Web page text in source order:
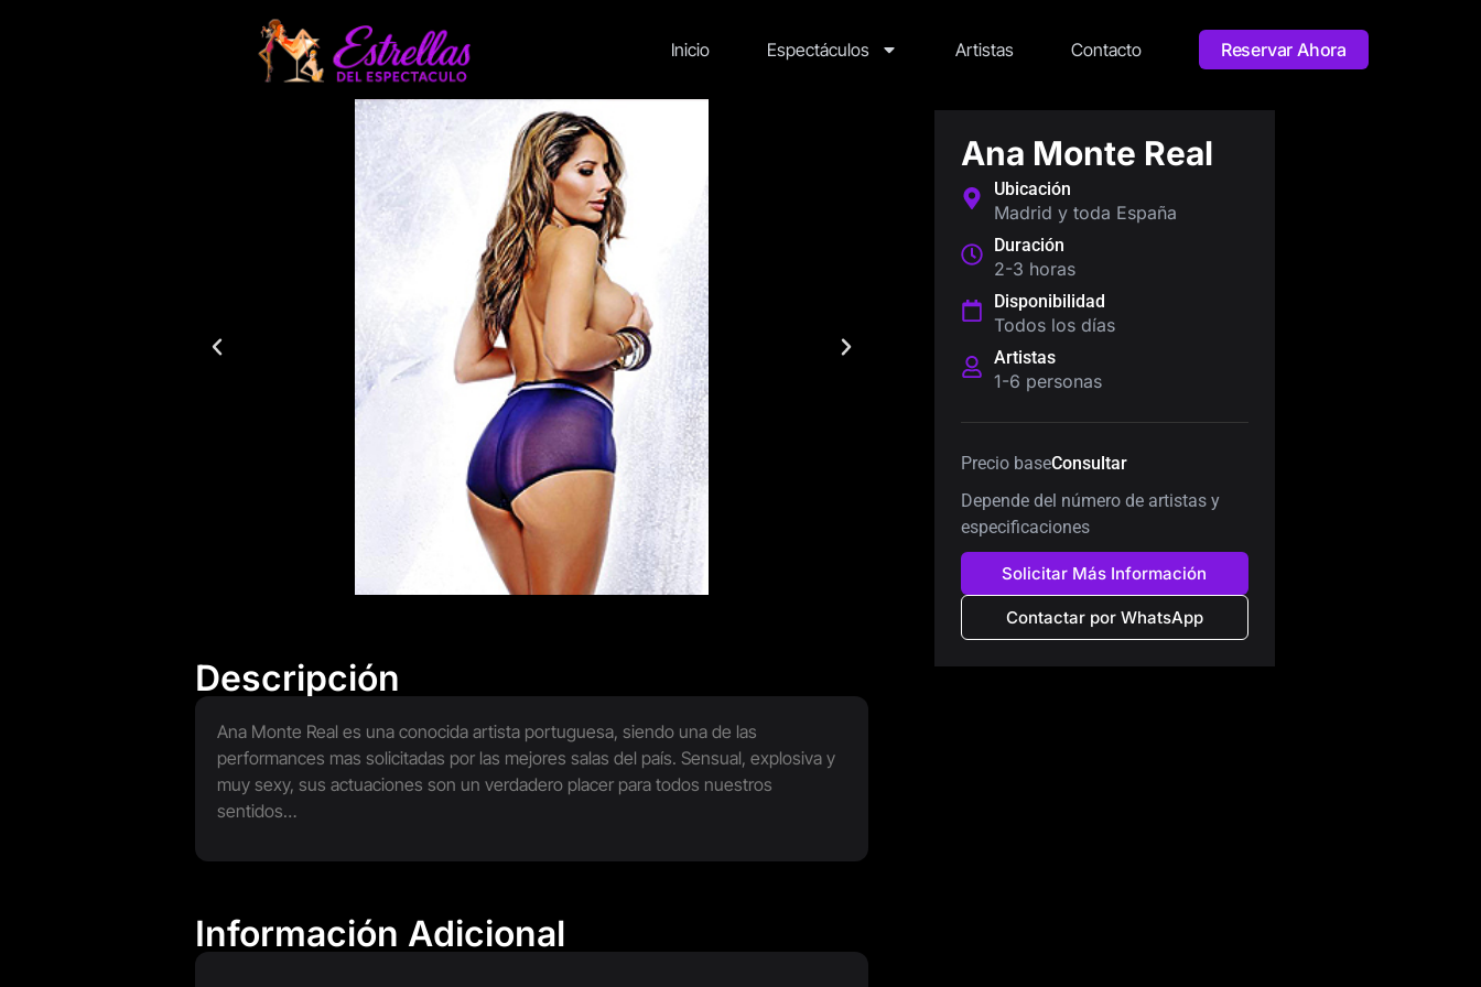
Inicio Espectáculos Artistas Contacto Reservar Ahora
Descripción
Ana Monte Real es una conocida artista portuguesa, siendo una de las
performances mas solicitadas por las mejores salas del país. Sensual, explosiva y
muy sexy, sus actuaciones son un verdadero placer para todos nuestros
sentidos…
Información Adicional
Ana Monte Real
Ubicación
Madrid y toda España
Duración
2-3 horas
Disponibilidad
Todos los días
Artistas
1-6 personas
Precio baseConsultar
Depende del número de artistas y
especificaciones
Solicitar Más Información
Contactar por WhatsApp